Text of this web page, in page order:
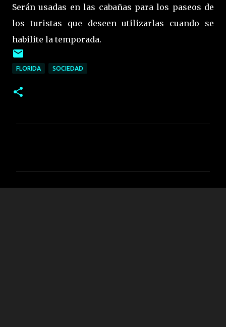
Serán usadas en las cabañas para los paseos de
los turistas que deseen utilizarlas cuando se
habilite la temporada.
FLORIDA SOCIEDAD